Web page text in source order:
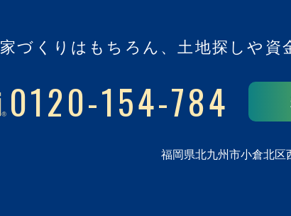
家づくりはもちろん、 土地探しや資
0120-154-784
福岡県北九州市小倉北区